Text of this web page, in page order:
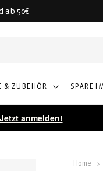
ab 50€
& ZUBEHÖR SPARE
Jetzt anmelden!
Home